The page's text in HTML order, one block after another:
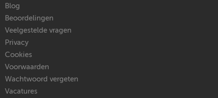
Blog
Beoordelingen
Veelgestelde vragen
Privacy
Cookies
Voorwaarden
Wachtwoord vergeten
Vacatures